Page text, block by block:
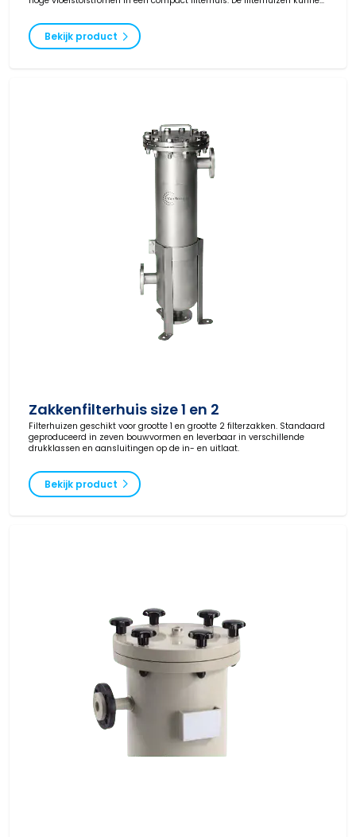
drukklassen en met ATEX-certificering.
Bekijk product
Zakkenfilterhuis size 1 en 2
Filterhuizen geschikt voor grootte 1 en grootte 2 filterzakken. Standaard
geproduceerd in zeven bouwvormen en leverbaar in verschillende
drukklassen en aansluitingen op de in- en uitlaat.
Bekijk product